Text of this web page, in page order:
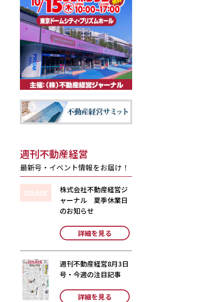
週刊不動産経営
最新号・イベント情報をお届け！
株式会社不動産経営ジ
ャーナル 夏季休業日
のお知らせ
詳細を見る
週刊不動産経営8月3日
号・今週の注目記事
詳細を見る